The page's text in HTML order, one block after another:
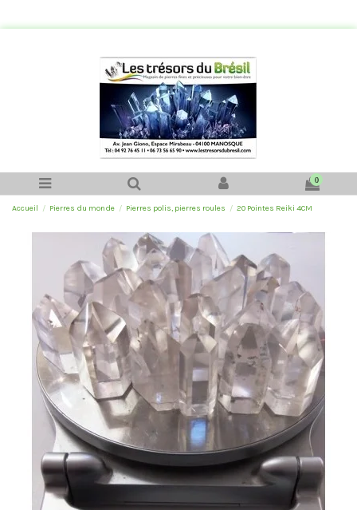
0
Accueil Pierres du monde Pierres polis, pierres roules 20 Pointes Reiki 4CM